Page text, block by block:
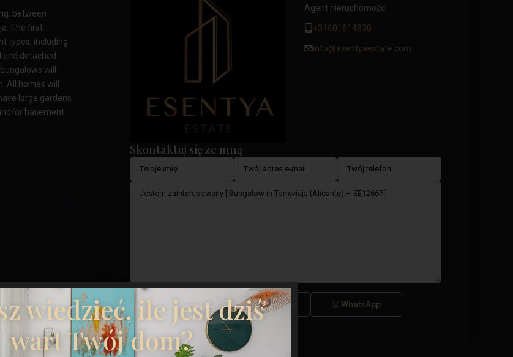
between
The first
types, including
detached
will
All homes will
large gardens
or basement
Agent nieruchomości
+34601614830
info@esentyaestate.com
Skontaktuj się ze mną
Wyrażam zgodę naWarunki RODO
Dzwonić WhatsApp
wiedzieć, ile jest dziś
wart Twój dom?